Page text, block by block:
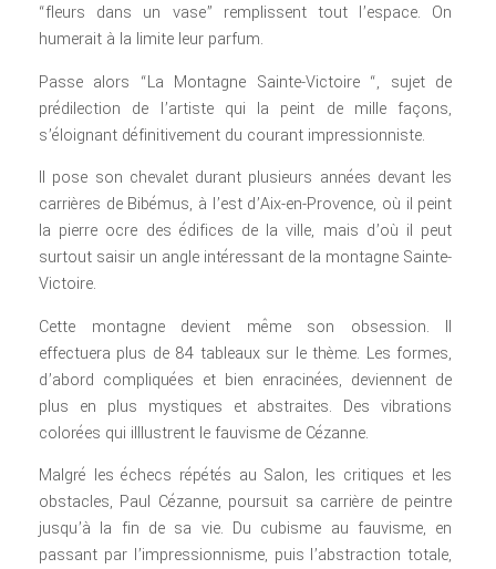
“fleurs dans un vase” remplissent tout l’espace. On
humerait à la limite leur parfum.
Passe alors “La Montagne Sainte-Victoire “, sujet de
prédilection de l’artiste qui la peint de mille façons,
s’éloignant définitivement du courant impressionniste.
Il pose son chevalet durant plusieurs années devant les
carrières de Bibémus, à l’est d’Aix-en-Provence, où il peint
la pierre ocre des édifices de la ville, mais d’où il peut
surtout saisir un angle intéressant de la montagne Sainte-
Victoire.
Cette montagne devient même son obsession. Il
effectuera plus de 84 tableaux sur le thème. Les formes,
d’abord compliquées et bien enracinées, deviennent de
plus en plus mystiques et abstraites. Des vibrations
colorées qui illlustrent le fauvisme de Cézanne.
Malgré les échecs répétés au Salon, les critiques et les
obstacles, Paul Cézanne, poursuit sa carrière de peintre
jusqu’à la fin de sa vie. Du cubisme au fauvisme, en
passant par l’impressionnisme, puis l’abstraction totale,